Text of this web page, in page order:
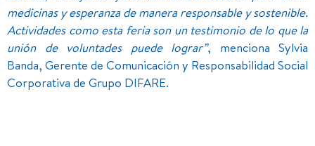
medicinas y esperanza de manera responsable y sostenible.
Actividades como esta feria son un testimonio de lo que la
unión de voluntades puede lograr”, menciona Sylvia
Banda, Gerente de Comunicación y Responsabilidad Social
Corporativa de Grupo DIFARE.